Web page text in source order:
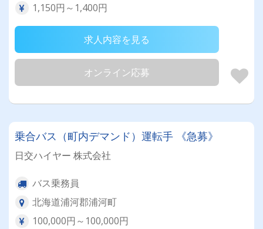
1,150円～1,400円
求人内容を見る
オンライン応募
乗合バス（町内デマンド）運転手 《急募》
日交ハイヤー 株式会社
バス乗務員
北海道浦河郡浦河町
100,000円～100,000円